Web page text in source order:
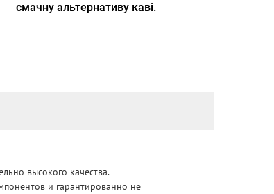
смачну альтернативу каві.
высокого качества.
и гарантированно не